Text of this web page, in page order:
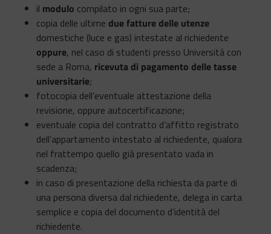
il modulo compilato in ogni sua parte;
copia delle ultime due fatture delle utenze
domestiche (luce e gas) intestate al richiedente
oppure, nel caso di studenti presso Università con
sede a Roma, ricevuta di pagamento delle tasse
universitarie;
fotocopia dell’eventuale attestazione della
revisione, oppure autocertificazione;
eventuale copia del contratto d’affitto registrato
dell’appartamento intestato al richiedente, qualora
nel frattempo quello già presentato vada in
scadenza;
in caso di presentazione della richiesta da parte di
una persona diversa dal richiedente, delega in carta
semplice e copia del documento d’identità del
richiedente.